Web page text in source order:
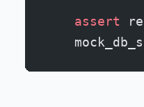
    assert